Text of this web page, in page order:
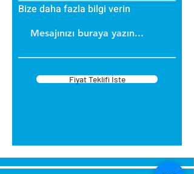
Bize daha fazla bilgi verin
Fiyat Teklifi İste